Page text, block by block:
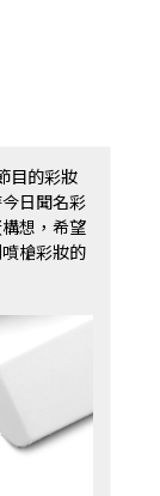
目的彩妝
日聞名彩
想，希望
槍彩妝的